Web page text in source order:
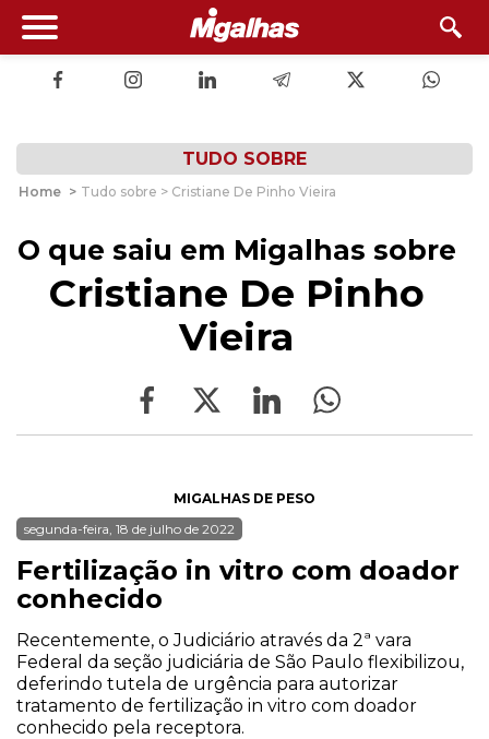
TUDO SOBRE
Home > Tudo sobre > Cristiane De Pinho Vieira
O que saiu em Migalhas sobre
Cristiane De Pinho
Vieira
MIGALHAS DE PESO
segunda-feira, 18 de julho de 2022
Fertilização in vitro com doador
conhecido
Recentemente, o Judiciário através da 2ª vara
Federal da seção judiciária de São Paulo flexibilizou,
deferindo tutela de urgência para autorizar
tratamento de fertilização in vitro com doador
conhecido pela receptora.